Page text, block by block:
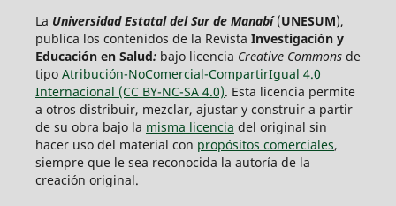
La Universidad Estatal del Sur de Manabí (UNESUM),
publica los contenidos de la Revista Investigación y
Educación en Salud:bajo licencia Creative Commonsde
tipo Atribución-NoComercial-CompartirIgual 4.0
Internacional (CC BY-NC-SA 4.0). Esta licencia permite
a otros distribuir, mezclar, ajustar y construir a partir
de su obra bajo la misma licencia del original sin
hacer uso del material con propósitos comerciales,
siempre que le sea reconocida la autoría de la
creación original.